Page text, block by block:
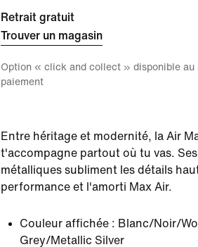
Retrait gratuit
Trouver un magasin
Option « click and collect » disponible au
paiement
Entre héritage et modernité, la Air
t'accompagne partout où tu vas.
métalliques subliment les détails
performance et l'amorti Max Air.
Couleur affichée : Blanc/Noir/
Grey/Metallic Silver